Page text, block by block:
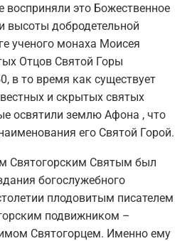
восприняли это Божественное
высоты добродетельной
ученого монаха Моисея
Отцов Святой Горы
в то время как существует
и скрытых святых
освятили землю Афона , что
его Святой Горой.
Святогорским Святым был
богослужебного
плодовитым писателем
подвижником –
Святогорцем. Именно ему